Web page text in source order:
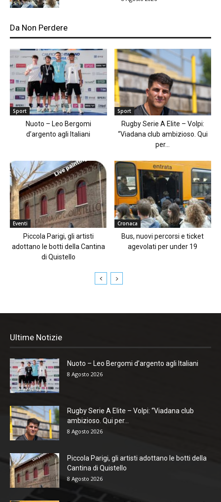
Da Non Perdere
Sport
Nuoto – Leo Bergomi
d’argento agli Italiani
Sport
Rugby Serie A Elite – Volpi:
“Viadana club ambizioso. Qui
per...
Eventi
Piccola Parigi, gli artisti
adottano le botti della Cantina
di Quistello
Cronaca
Bus, nuovi percorsi e ticket
agevolati per under 19
Ultime Notizie
Nuoto – Leo Bergomi d’argento agli Italiani
8 Agosto 2026
Rugby Serie A Elite – Volpi: “Viadana club
ambizioso. Qui per...
8 Agosto 2026
Piccola Parigi, gli artisti adottano le botti della
Cantina di Quistello
8 Agosto 2026